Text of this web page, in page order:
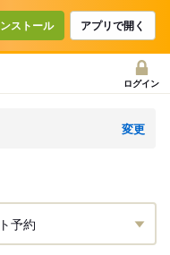
ストール アプリで開く
ログイン
変更
予約